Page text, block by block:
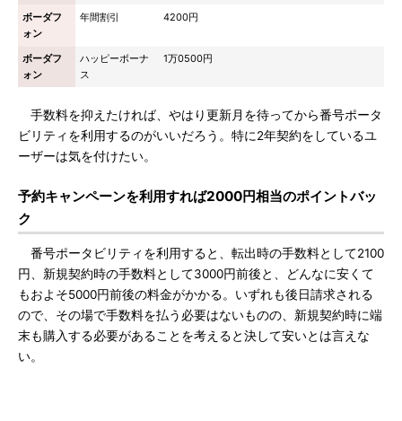
ボーダフ
ォン
年間割引 4200円
ボーダフ
ォン
ハッピーボーナ
ス
1万0500円
手数料を抑えたければ、やはり更新月を待ってから番号ポータ
ビリティを利用するのがいいだろう。特に2年契約をしているユ
ーザーは気を付けたい。
予約キャンペーンを利用すれば2000円相当のポイントバッ
ク
番号ポータビリティを利用すると、転出時の手数料として2100
円、新規契約時の手数料として3000円前後と、どんなに安くて
もおよそ5000円前後の料金がかかる。いずれも後日請求される
ので、その場で手数料を払う必要はないものの、新規契約時に端
末も購入する必要があることを考えると決して安いとは言えな
い。